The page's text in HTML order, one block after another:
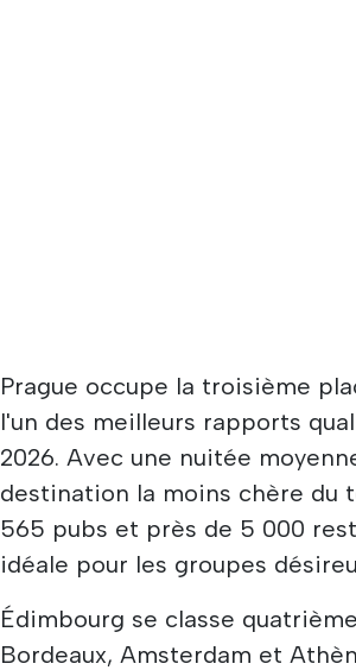
Prague occupe la troisième
l'un des meilleurs rapports
2026. Avec une nuitée
destination la moins chère du
565 pubs et près de 5 000
idéale pour les groupes
Édimbourg se classe
Bordeaux, Amsterdam et